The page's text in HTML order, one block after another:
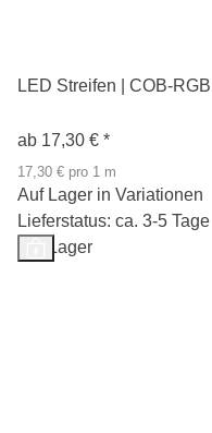
LED Streifen | COB-
ab 17,30 € *
17,30 € pro 1 m
Auf Lager in Variationen
Lieferstatus: ca. 3-5 Tage
Auf Lager